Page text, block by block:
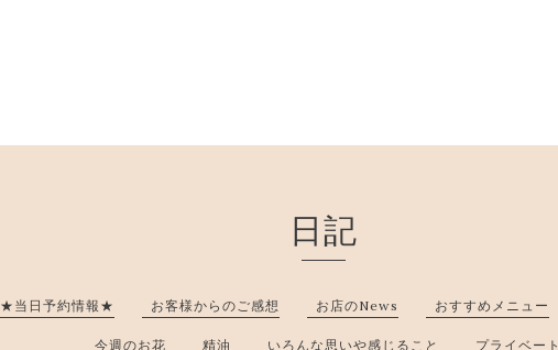
日記
★当日予約情報★ お客様からのご感想 お店のNews おすすめメニュー
今週のお花 精油 いろんな思いや感じること プライベート